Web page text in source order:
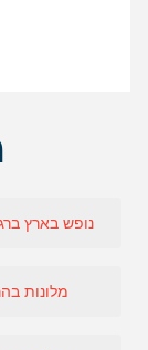
נופש בארץ
מלונות